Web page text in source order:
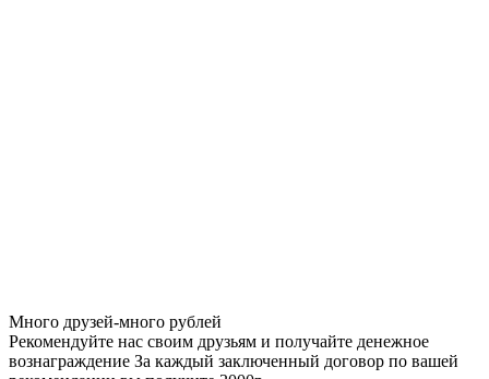
Много друзей-много рублей
Рекомендуйте нас своим друзьям и получайте денежное
вознаграждение За каждый заключенный договор по вашей